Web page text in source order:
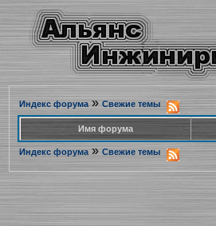
Индекс форума» Свежие темы
Имя форума
Индекс форума » Свежие темы